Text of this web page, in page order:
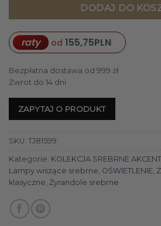
DODAJ DO
raty od 155,75PLN
Bezpłatna dostawa od 999 zł
Zwrot do 14 dni
ZAPYTAJ O PRODUKT
SKU: TJ81599
Kategorie: KOLEKCJA SREBRNE
Lampy wiszące srebrne OŚWIETLENIE
klasyczne Żyrandole srebrne